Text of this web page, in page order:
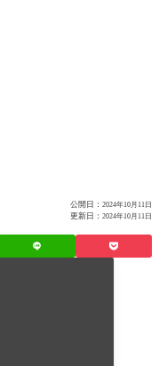
公開日： 2024年10月11日
更新日： 2024年10月11日